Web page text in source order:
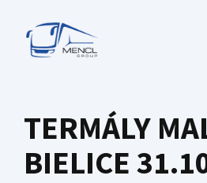
obsah
TERMÁLY
BIELICE